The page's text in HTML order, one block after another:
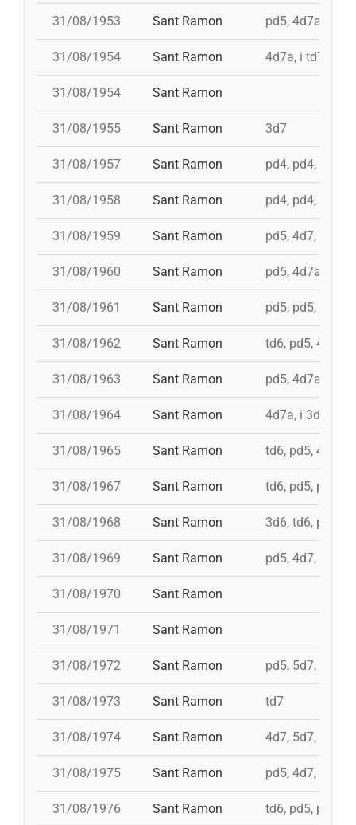
31/08/1953 Sant Ramon pd5, 4d7ac, id
31/08/1954 Sant Ramon 4d7a, i td7
31/08/1954 Sant Ramon
31/08/1955 Sant Ramon 3d7
31/08/1957 Sant Ramon pd4, pd4, pd4,
31/08/1958 Sant Ramon pd4, pd4, pd5,
31/08/1959 Sant Ramon pd5, 4d7, 3d7
31/08/1960 Sant Ramon pd5, 4d7a, i
31/08/1961 Sant Ramon pd5, pd5, 3d7,
31/08/1962 Sant Ramon td6, pd5, 4d7,
31/08/1963 Sant Ramon pd5, 4d7a, i td7
31/08/1964 Sant Ramon 4d7a, i 3d7s, i
31/08/1965 Sant Ramon td6, pd5, 4d7,
31/08/1967 Sant Ramon td6, pd5, pd5,
31/08/1968 Sant Ramon 3d6, td6, pd5,
31/08/1969 Sant Ramon pd5, 4d7, i td7,
31/08/1970 Sant Ramon
31/08/1971 Sant Ramon
31/08/1972 Sant Ramon pd5, 5d7, td7,
31/08/1973 Sant Ramon td7
31/08/1974 Sant Ramon 4d7, 5d7, 3d7s,
31/08/1975 Sant Ramon pd5, 4d7, 4d7a,
31/08/1976 Sant Ramon td6, pd5, pd5,